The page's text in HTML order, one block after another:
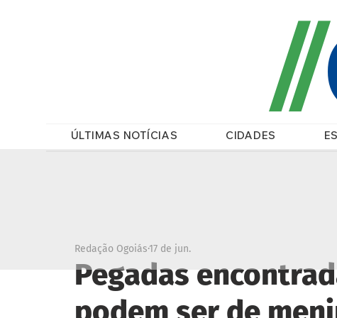
ÚLTIMAS NOTÍCIAS CIDADES
//
Pegadas
Redação Ogoiás17 de jun.